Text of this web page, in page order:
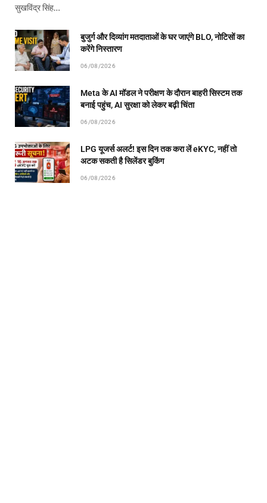
सुखविंद्र सिंह…
बुजुर्ग और दिव्यांग मतदाताओं के घर जाएंगे BLO, नोटिसों का
करेंगे निस्तारण
06/08/2026
Meta के AI मॉडल ने परीक्षण के दौरान बाहरी सिस्टम तक
बनाई पहुंच, AI सुरक्षा को लेकर बढ़ी चिंता
06/08/2026
LPG यूजर्स अलर्ट! इस दिन तक करा लें eKYC, नहीं तो
अटक सकती है सिलेंडर बुकिंग
06/08/2026